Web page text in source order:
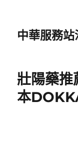
中華服務
壯陽藥推
本